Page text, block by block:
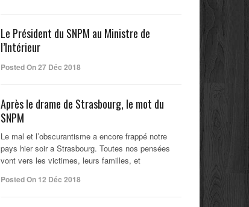
Le Président du SNPM au Ministre de
l’Intérieur
Posted On 27 Déc 2018
Après le drame de Strasbourg, le mot du
SNPM
Le mal et l’obscurantisme a encore frappé notre
pays hier soir a Strasbourg. Toutes nos pensées
vont vers les victimes, leurs familles, et
Posted On 12 Déc 2018